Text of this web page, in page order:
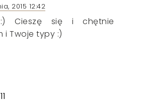
2015 12:42
:) Cieszę się i chętnie
i Twoje typy :)